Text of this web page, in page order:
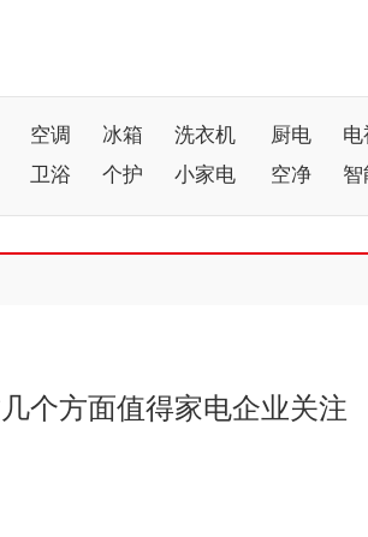
空调 冰箱 洗衣机 厨电 电
卫浴
个护 小家电 空净 智
个方面值得家电企业关注